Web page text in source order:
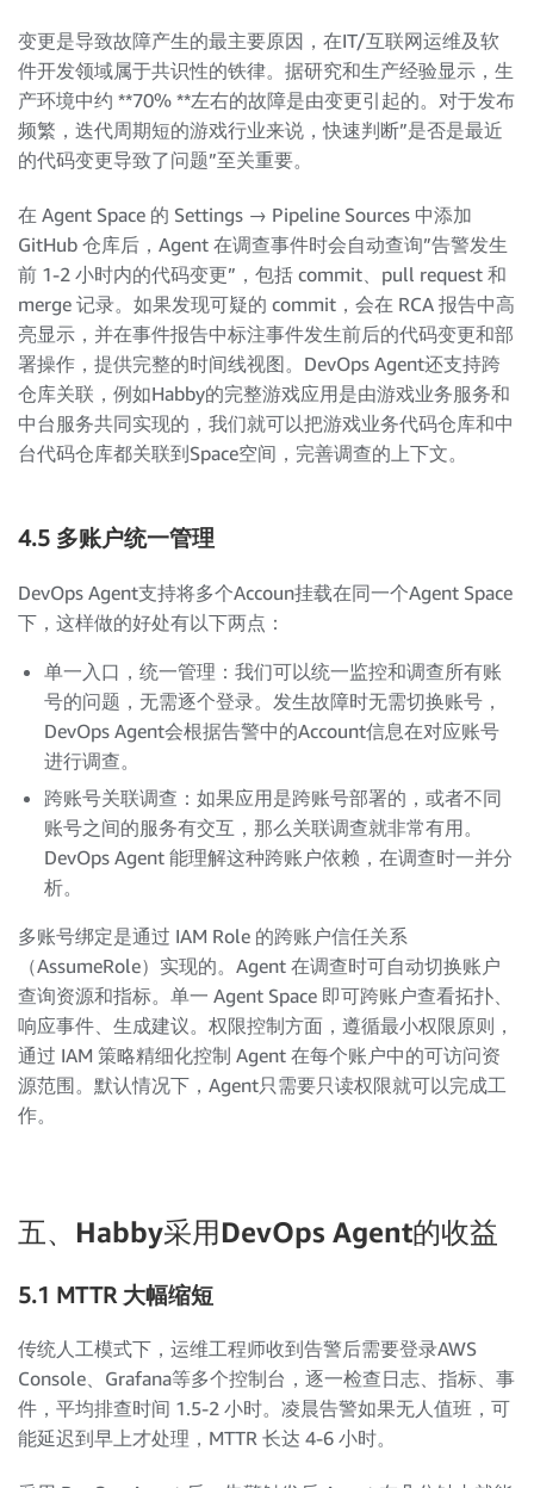
变更是导致故障产生的最主要原因，在IT/互联网运维及软
件开发领域属于共识性的铁律。据研究和生产经验显示，生
产环境中约 **70% **左右的故障是由变更引起的。对于发布
频繁，迭代周期短的游戏行业来说，快速判断”是否是最近
的代码变更导致了问题”至关重要。
在 Agent Space 的 Settings → Pipeline Sources 中添加
GitHub 仓库后，Agent 在调查事件时会自动查询”告警发生
前 1-2 小时内的代码变更”，包括 commit、pull request 和
merge 记录。如果发现可疑的 commit，会在 RCA 报告中高
亮显示，并在事件报告中标注事件发生前后的代码变更和部
署操作，提供完整的时间线视图。DevOps Agent还支持跨
仓库关联，例如Habby的完整游戏应用是由游戏业务服务和
中台服务共同实现的，我们就可以把游戏业务代码仓库和中
台代码仓库都关联到Space空间，完善调查的上下文。
4.5 多账户统一管理
DevOps Agent支持将多个Accoun挂载在同一个Agent Space
下，这样做的好处有以下两点：
单一入口，统一管理：我们可以统一监控和调查所有账
号的问题，无需逐个登录。发生故障时无需切换账号，
DevOps Agent会根据告警中的Account信息在对应账号
进行调查。
跨账号关联调查：如果应用是跨账号部署的，或者不同
账号之间的服务有交互，那么关联调查就非常有用。
DevOps Agent 能理解这种跨账户依赖，在调查时一并分
析。
多账号绑定是通过 IAM Role 的跨账户信任关系
（AssumeRole）实现的。Agent 在调查时可自动切换账户
查询资源和指标。单一 Agent Space 即可跨账户查看拓扑、
响应事件、生成建议。权限控制方面，遵循最小权限原则，
通过 IAM 策略精细化控制 Agent 在每个账户中的可访问资
源范围。默认情况下，Agent只需要只读权限就可以完成工
作。
五、Habby采用DevOps Agent的收益
5.1 MTTR 大幅缩短
传统人工模式下，运维工程师收到告警后需要登录AWS
Console、Grafana等多个控制台，逐一检查日志、指标、事
件，平均排查时间 1.5-2 小时。凌晨告警如果无人值班，可
能延迟到早上才处理，MTTR 长达 4-6 小时。